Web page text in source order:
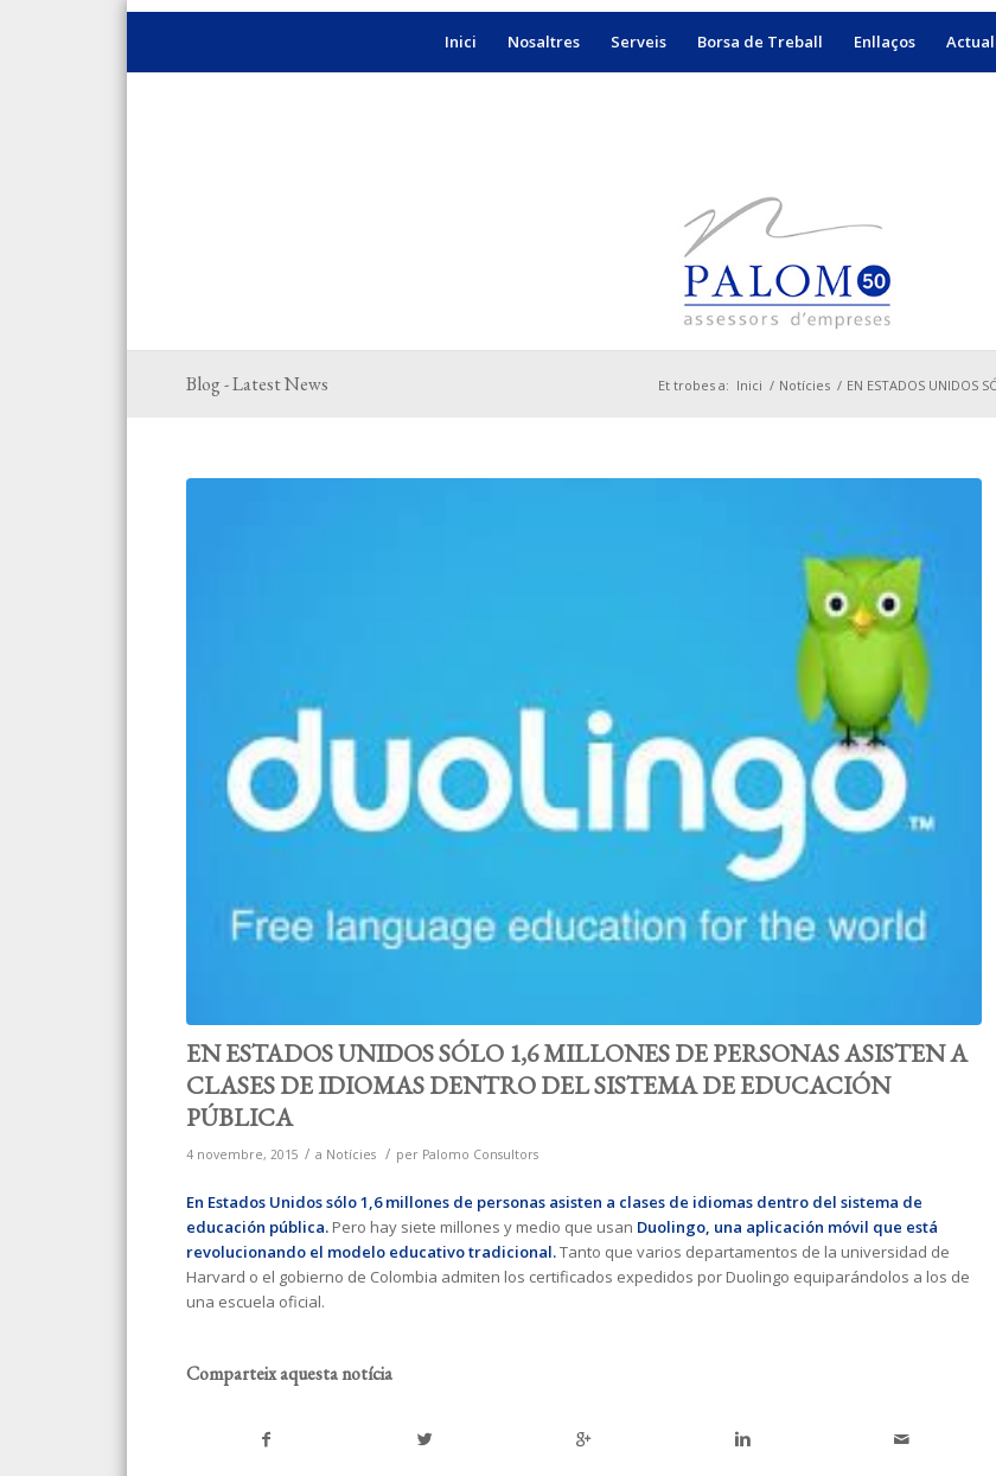
Inici Nosaltres Serveis Borsa de Treball Enllaços
Blog - Latest News Et trobes a: Inici / Notícies / EN ESTADOS UNIDOS
EN ESTADOS UNIDOS SÓLO 1,6 MILLONES DE PERSONAS ASISTEN A
CLASES DE IDIOMAS DENTRO DEL SISTEMA DE EDUCACIÓN
PÚBLICA
4 novembre, 2015 / a Notícies / per Palomo Consultors
En Estados Unidos sólo 1,6 millones de personas asisten a clases de idiomas dentro del sistema de
educación pública. Pero hay siete millones y medio que usan Duolingo, una aplicación móvil que está
revolucionando el modelo educativo tradicional.Tanto que varios departamentos de la universidad de
Harvard o el gobierno de Colombia admiten los certificados expedidos por Duolingo equiparándolos a los de
una escuela oficial.
Comparteix aquesta notícia